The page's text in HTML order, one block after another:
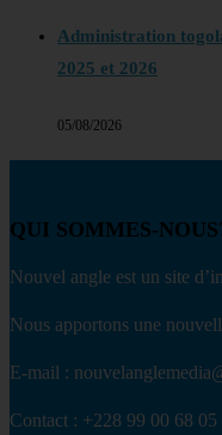
Administration
2025 et 2026
05/08/2026
QUI SOMMES-
Nouvel angle est un site
Nous apportons une
E-mail :
Contact : +228 99 00 68 05